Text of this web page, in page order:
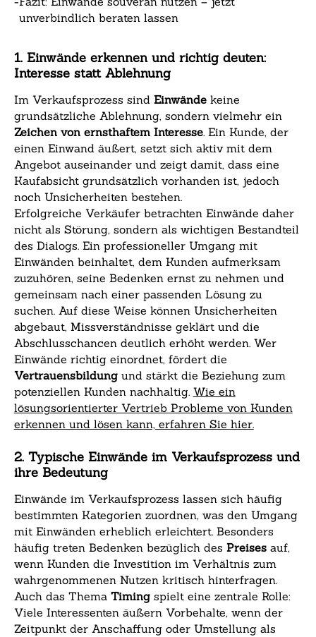
unverbindlich beraten lassen
1. Einwände erkennen und richtig deuten:
Interesse statt Ablehnung
Im Verkaufsprozess sind Einwändekeine
grundsätzliche Ablehnung, sondern vielmehr ein
Zeichen von ernsthaftem Interesse. Ein Kunde, der
einen Einwand äußert, setzt sich aktiv mit dem
Angebot auseinander und zeigt damit, dass eine
Kaufabsicht grundsätzlich vorhanden ist, jedoch
noch Unsicherheiten bestehen.
Erfolgreiche Verkäufer betrachten Einwände daher
nicht als Störung, sondern als wichtigen Bestandteil
des Dialogs. Ein professioneller Umgang mit
Einwänden beinhaltet, dem Kunden aufmerksam
zuzuhören, seine Bedenken ernst zu nehmen und
gemeinsam nach einer passenden Lösung zu
suchen. Auf diese Weise können Unsicherheiten
abgebaut, Missverständnisse geklärt und die
Abschlusschancen deutlich erhöht werden. Wer
Einwände richtig einordnet, fördert die
Vertrauensbildungund stärkt die Beziehung zum
potenziellen Kunden nachhaltig. Wie ein
lösungsorientierter Vertrieb Probleme von Kunden
erkennen und lösen kann, erfahren Sie hier.
2. Typische Einwände im Verkaufsprozess und
ihre Bedeutung
Einwände im Verkaufsprozess lassen sich häufig
bestimmten Kategorien zuordnen, was den Umgang
mit Einwänden erheblich erleichtert. Besonders
häufig treten Bedenken bezüglich des Preisesauf,
wenn Kunden die Investition im Verhältnis zum
wahrgenommenen Nutzen kritisch hinterfragen.
Auch das Thema Timingspielt eine zentrale Rolle:
Viele Interessenten äußern Vorbehalte, wenn der
Zeitpunkt der Anschaffung oder Umstellung als